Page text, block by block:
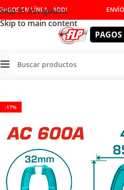
Skip to navigation
Skip to main content
PAGOS EN LÍNEA - ADDI
DE MEDICIÓN
-17%